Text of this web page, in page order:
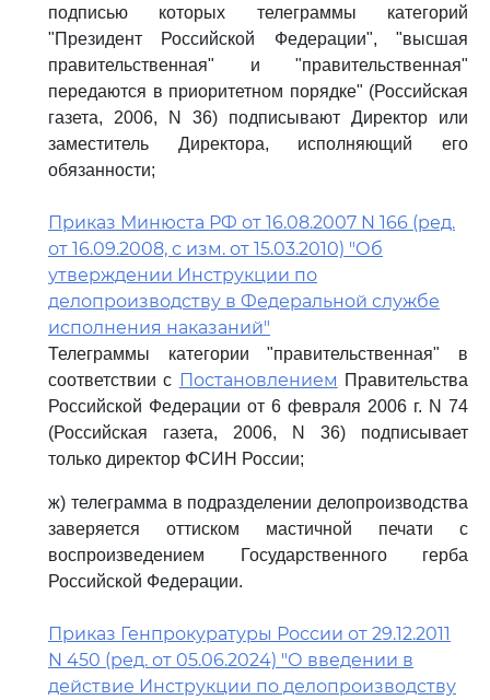
подписью которых телеграммы категорий
"Президент Российской Федерации", "высшая
правительственная" и "правительственная"
передаются в приоритетном порядке" (Российская
газета, 2006, N 36) подписывают Директор или
заместитель Директора, исполняющий его
обязанности;
Приказ Минюста РФ от 16.08.2007 N 166 (ред.
от 16.09.2008, с изм. от 15.03.2010) "Об
утверждении Инструкции по
делопроизводству в Федеральной службе
исполнения наказаний"
Телеграммы категории "правительственная" в
соответствии с Постановлением Правительства
Российской Федерации от 6 февраля 2006 г. N 74
(Российская газета, 2006, N 36) подписывает
только директор ФСИН России;
ж) телеграмма в подразделении делопроизводства
заверяется оттиском мастичной печати с
воспроизведением Государственного герба
Российской Федерации.
Приказ Генпрокуратуры России от 29.12.2011
N 450 (ред. от 05.06.2024) "О введении в
действие Инструкции по делопроизводству